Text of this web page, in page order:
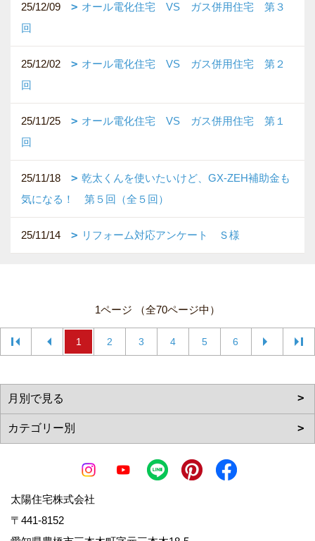
25/12/09
オール電化住宅 VS ガス併用住宅 第３
回
25/12/02
オール電化住宅 VS ガス併用住宅 第２
回
25/11/25
オール電化住宅 VS ガス併用住宅 第１
回
25/11/18
乾太くんを使いたいけど、GX-ZEH補助金も
気になる！ 第５回（全５回）
25/11/14 リフォーム対応アンケート Ｓ様
1ページ （全70ページ中）
1 2 3 4 5 6
太陽住宅株式会社
〒441-8152